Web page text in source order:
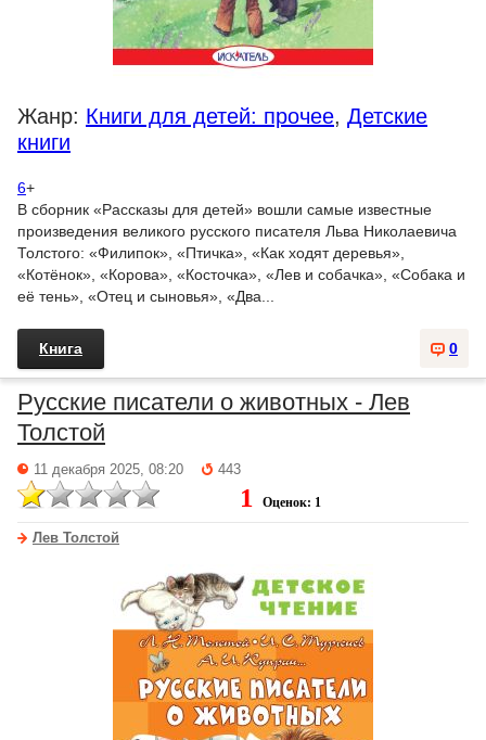
Жанр: Книги для детей: прочее, Детские
книги
6+
В сборник «Рассказы для детей» вошли самые известные
произведения великого русского писателя Льва Николаевича
Толстого: «Филипок», «Птичка», «Как ходят деревья»,
«Котёнок», «Корова», «Косточка», «Лев и собачка», «Собака и
её тень», «Отец и сыновья», «Два...
0
Книга
Русские писатели о животных - Лев
Толстой
11 декабря 2025, 08:20 443
1 Оценок: 1
Лев Толстой